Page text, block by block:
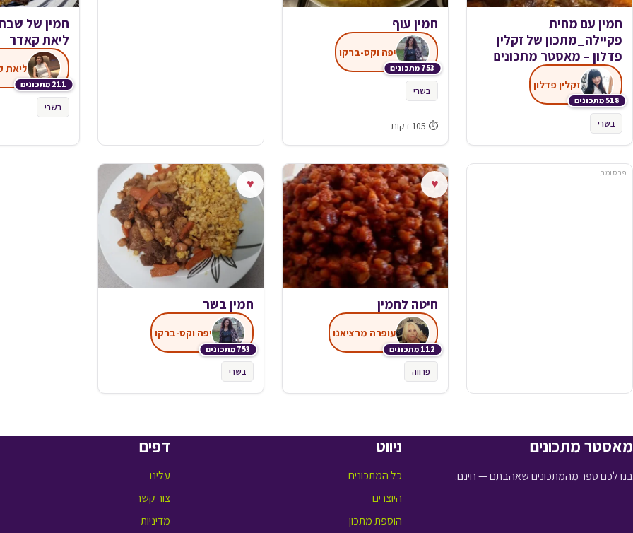
חמין עם מחית
פקיילה_מתכון של זקלין
פדלון – מאסטר מתכונים
518 מתכונים
זקלין פדלון
בשרי
חמין עוף
753 מתכונים
יפה וקס-ברקו
בשרי
⏱ 105 דקות
חמין של
ליאת קאדר
211 מתכונים
ליאת
בשרי
פרסומת
♥
חיטה לחמין
112 מתכונים
עופרה מרציאנו
פרווה
♥
חמין בשר
753 מתכונים
יפה וקס-ברקו
בשרי
מאסטר מתכונים
בנו לכם ספר מהמתכונים שאהבתם — חינם.
ניווט
כל המתכונים
היוצרים
הוספת מתכון
דפים
עלינו
צור קשר
מדיניות